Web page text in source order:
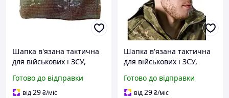
Шапка в'язана тактична
для військових і ЗСУ,
з відворотом анатомічна
Мультикам
Готово до відправки
від29₴/міс
Шапка в'язана тактична
для військових і ЗСУ,
продувається Мультикам
Готово до відправки
від29₴/міс